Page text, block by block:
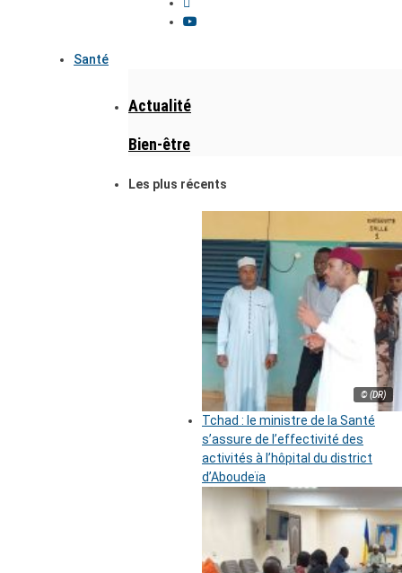
Santé
Actualité
Bien-être
Les plus récents
© (DR)
Tchad : le ministre de la Santé
s’assure de l’effectivité des
activités à l’hôpital du district
d’Aboudeïa